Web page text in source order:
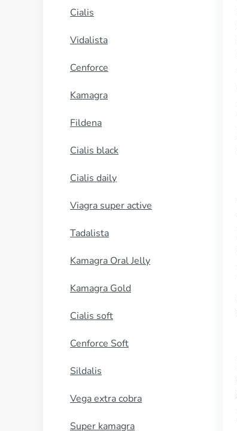
Cialis
Vidalista
Cenforce
Kamagra
Fildena
Cialis black
Cialis daily
Viagra super active
Tadalista
Kamagra Oral Jelly
Kamagra Gold
Cialis soft
Cenforce Soft
Sildalis
Vega extra cobra
Super kamagra